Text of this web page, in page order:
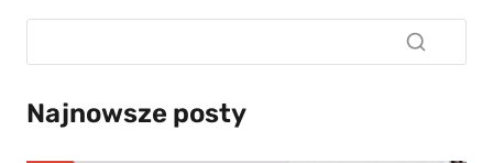
Najnowsze posty